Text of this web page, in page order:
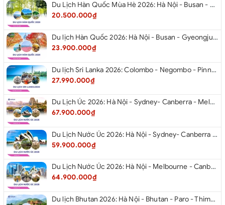
Du Lịch Hàn Quốc Mùa Hè 2026: Hà Nội - Busan - Gyeongju - Seoul - Đảo Nami - Tàu Điện Ven Biển Haeundae - Cầu Kính Oryukdo - Làng Văn Hóa Huinnyeoul
20.500.000₫
Du lịch Hàn Quốc 2026: Hà Nội - Busan - Gyeongju - Seoul - Đảo Nami - Tàu Điện Ven Biển Haeundae - Cỏ Hồng Muhly - Làng Văn Hóa Huinnyeoul
23.900.000₫
Du lịch Sri Lanka 2026: Colombo - Negombo - Pinnawala - Kandy - Kalutara - Nuwara - Eliya
27.990.000₫
Du Lịch Úc 2026: Hà Nội - Sydney- Canberra - Melbourne - Hà Nội
67.900.000₫
Du Lịch Nước Úc 2026: Hà Nội - Sydney- Canberra - Melbourne - Hà Nội
59.900.000₫
Du Lịch Nước Úc 2026: Hà Nội - Melbourne - Canberra - Sydney - Hà Nội
64.900.000₫
Du lịch Bhutan 2026: Hà Nội - Bhutan - Paro - Thimphu - Punakha